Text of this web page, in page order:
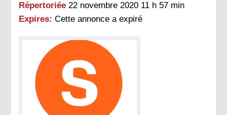
Répertoriée 22 novembre 2020 11 h 57 min
Expires: Cette annonce a expiré